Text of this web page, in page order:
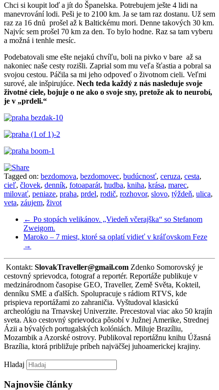
Chci si koupit loď a jít do Španelska. Potrebujem ješte 4 lidi na
manevrování lodi. Peši je to 2100 km. Ja se tam raz dostanu. Už sem
raz za 16 dnů prošel až k Baltickému mori. Denne takových 30 km.
Najvíc sem prošel 70 km za den. To bylo hodne. Raz sa tam vyberu
a možná i tenhle mesíc.
Podebatovali sme ešte nejakú chvíľu, boli na pivko v bare až sa
nakoniec naše cesty rozišli. Zaprial som mu veľa šťastia a pobral sa
svojou cestou. Páčila sa mi jeho odpoveď o životnom cieli. Veľmi
surové, ale inšpirujúce. Nech teda každý z nás nasleduje svoje
životné ciele, bojuje o ne ako o svoje sny, pretože ak to neurobí,
je v „prdeli.“
Tagged on: bezdomova, bezdomovec, budúcnosť, ceruza, cesta,
cieľ, človek, denník, fotoaparát, hudba, kniha, krása, marec,
milovať, peniaze, praha, prdel, rodič, rozhovor, slovo, týždeň, ulica,
veta, záujem, život
← Po stopách velikánov. „Viedeň včerajška“ so Stefanom
Zweigom.
Maroko – 7 miest, ktoré sa oplatí vidieť v kráľovskom Feze
→
Kontakt: SlovakTraveller@gmail.com Zdenko Somorovský je
cestovný sprievodca, fotograf a reportér. Reportáže publikuje v
medzinárodnom časopise GEO, Traveller, Země Světa, Kokteil,
denníku SME a ďalších. Spolupracuje s rádiom RTVS, kde
prispieva reportážami zo zahraničia. Vyštudoval klasickú
archeológiu na Trnavskej Univerzite. Precestoval viac ako 50 krajín
sveta. Ako cestovný sprievodca pôsobí v Južnej Amerike, Strednej
Ázii a bývalých portugalských kolóniách. Miluje Brazíliu,
Mozambik a Azorské ostrovy. Publikoval reportážnu knihu Úžasná
Brazília, ktorá približuje príbeh najväčšej juhoamerickej krajiny.
Hladaj
Najnovšie články